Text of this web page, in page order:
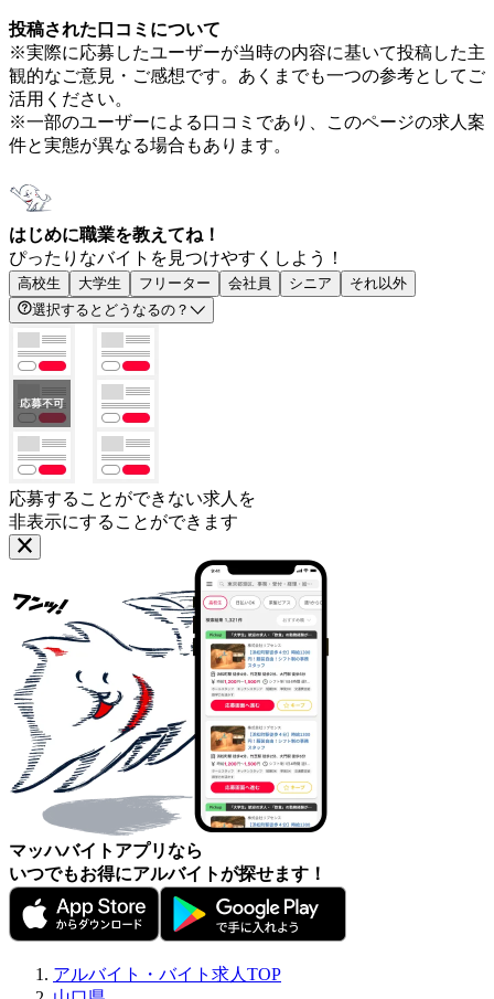
投稿された口コミについて
※実際に応募したユーザーが当時の内容に基いて投稿した主
観的なご意見・ご感想です。あくまでも一つの参考としてご
活用ください。
※一部のユーザーによる口コミであり、このページの求人案
件と実態が異なる場合もあります。
はじめに職業を教えてね！
ぴったりなバイトを見つけやすくしよう！
高校生 大学生 フリーター 会社員 シニア
それ以外
選択するとどうなるの？
応募することができない求人を
非表示にすることができます
マッハバイトアプリなら
いつでもお得にアルバイトが探せます！
アルバイト・バイト求人TOP